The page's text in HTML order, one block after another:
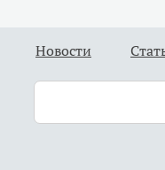
Новости